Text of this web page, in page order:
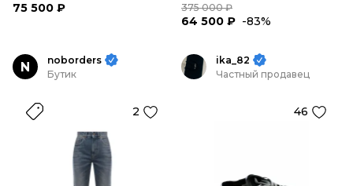
75 500 ₽
375 000 ₽
64 500 ₽ -83%
N
noborders
Бутик
2
ika_82
Частный продавец
46